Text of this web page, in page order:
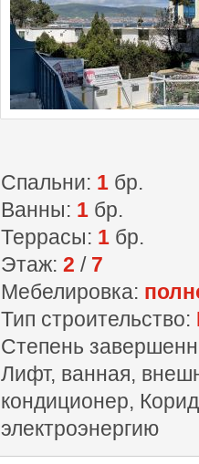
Спальни: 1 бр.
Ванны: 1 бр.
Террасы: 1 бр.
Этаж: 2 / 7
Мебелировка:
Тип строительство:
Степень
Лифт, ванная,
кондиционер,
электроэнергию